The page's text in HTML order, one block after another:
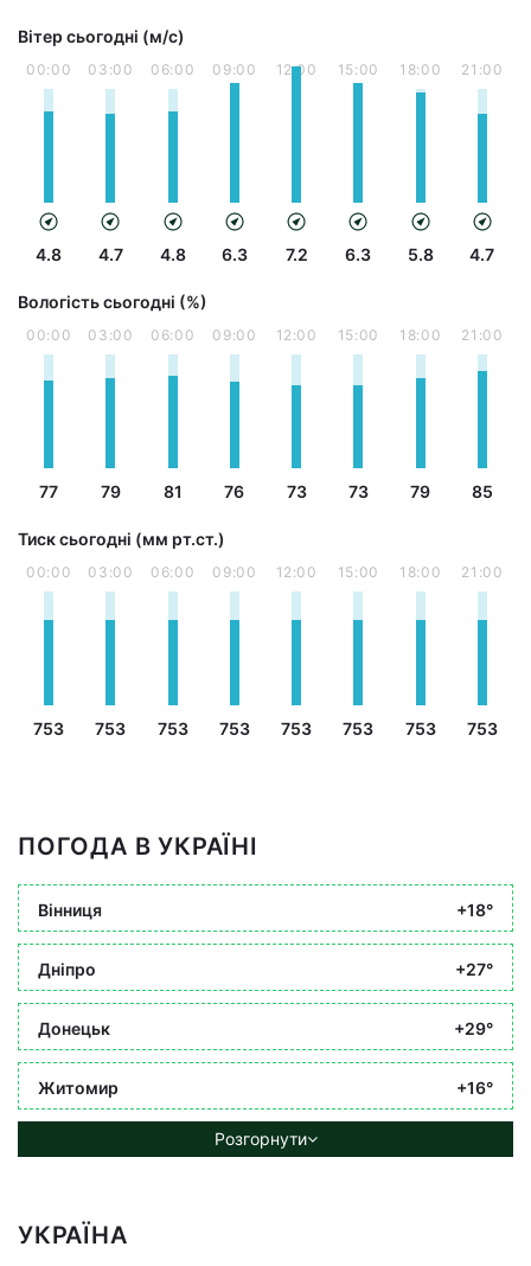
Вітер сьогодні (м/с)
00:00
4.8
03:00
4.7
06:00
4.8
09:00
6.3
12:00
7.2
15:00
6.3
18:00
5.8
21:00
4.7
Вологість сьогодні (%)
00:00
77
03:00
79
06:00
81
09:00
76
12:00
73
15:00
73
18:00
79
21:00
85
Тиск сьогодні (мм рт.ст.)
00:00
753
03:00
753
06:00
753
09:00
753
12:00
753
15:00
753
18:00
753
21:00
753
ПОГОДА В УКРАЇНІ
Вінниця +18°
Дніпро +27°
Донецьк +29°
Житомир +16°
Розгорнути
УКРАЇНА